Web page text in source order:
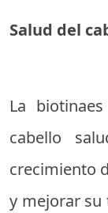
Salud del
La
cabello
crecimiento
y mejorar su